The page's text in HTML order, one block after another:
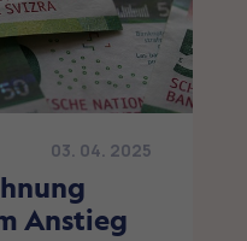
03. 04. 2025
Anstieg